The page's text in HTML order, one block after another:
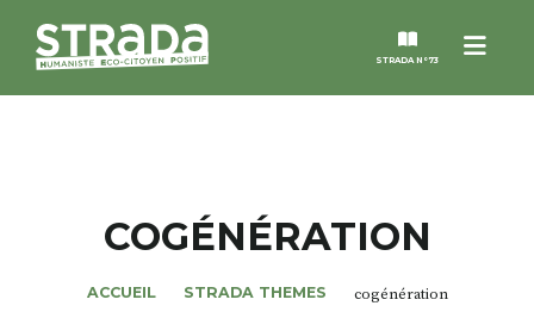
Menu
STRADA N°73
MAGAZINES
NOS THÈMES
COGÉNÉRATION
ACCUEIL STRADA THEMES cogénération